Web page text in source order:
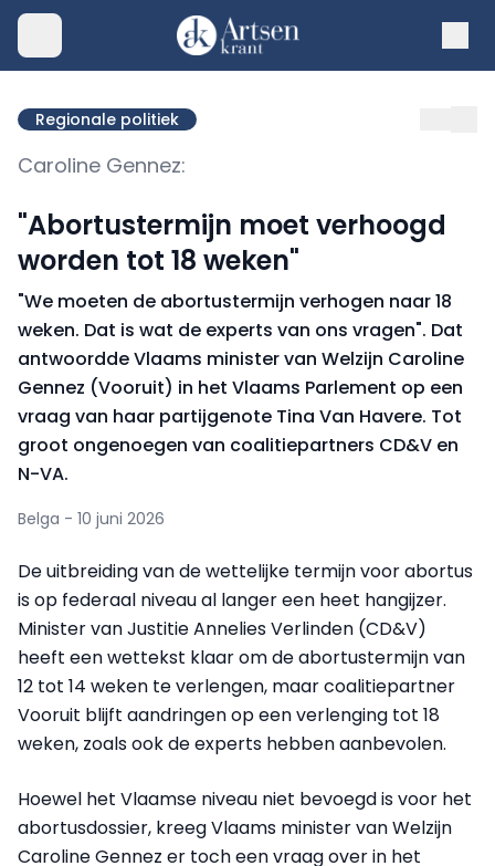
Regionale politiek
Caroline Gennez:
"Abortustermijn moet verhoogd
worden tot 18 weken"
"We moeten de abortustermijn verhogen naar 18
weken. Dat is wat de experts van ons vragen". Dat
antwoordde Vlaams minister van Welzijn Caroline
Gennez (Vooruit) in het Vlaams Parlement op een
vraag van haar partijgenote Tina Van Havere. Tot
groot ongenoegen van coalitiepartners CD&V en
N-VA.
Belga - 10 juni 2026
De uitbreiding van de wettelijke termijn voor abortus
is op federaal niveau al langer een heet hangijzer.
Minister van Justitie Annelies Verlinden (CD&V)
heeft een wettekst klaar om de abortustermijn van
12 tot 14 weken te verlengen, maar coalitiepartner
Vooruit blijft aandringen op een verlenging tot 18
weken, zoals ook de experts hebben aanbevolen.
Hoewel het Vlaamse niveau niet bevoegd is voor het
abortusdossier, kreeg Vlaams minister van Welzijn
Caroline Gennez er toch een vraag over in het